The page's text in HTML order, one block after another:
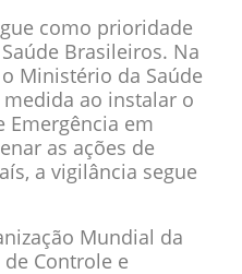
como prioridade
Brasileiros. Na
Ministério da Saúde
ao instalar o
Emergência em
as ações de
a vigilância segue
Mundial da
de Controle e